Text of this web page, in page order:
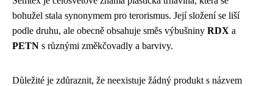
bohužel stala synonymem pro terorismus. Její složení se liší
podle druhu, ale obecně obsahuje směs výbušniny RDX a
PETN s různými změkčovadly a barvivy.
Důležité je zdůraznit, že neexistuje žádný produkt s názvem